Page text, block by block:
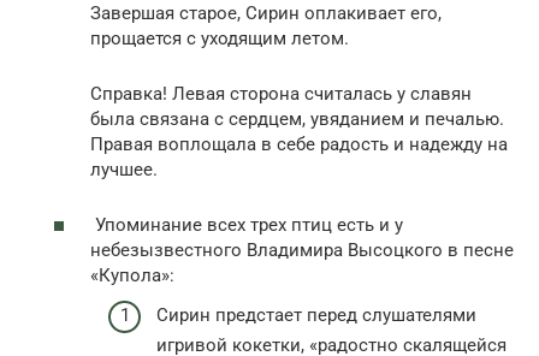
Завершая старое, Сирин оплакивает его,
прощается с уходящим летом.
Справка! Левая сторона считалась у славян
была связана с сердцем, увяданием и печалью.
Правая воплощала в себе радость и надежду на
лучшее.
Упоминание всех трех птиц есть и у
небезызвестного Владимира Высоцкого в песне
«Купола»:
Сирин предстает перед слушателями
игривой кокетки, «радостно скалящейся